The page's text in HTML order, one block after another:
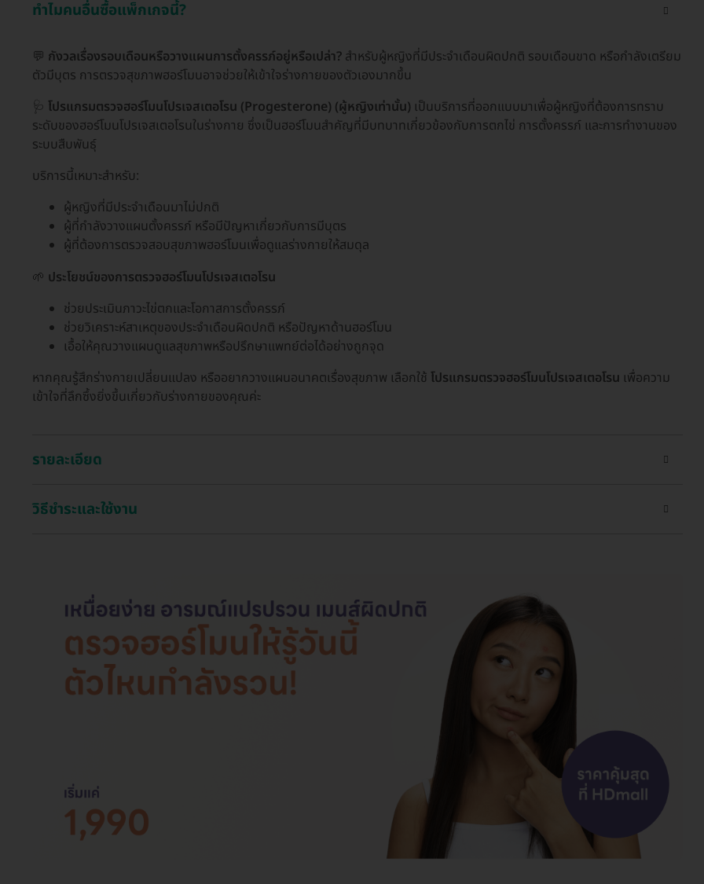
ทำไมคนอื่นซื้อแพ็กเกจนี้?
💬 กังวลเรื่องรอบเดือนหรือวางแผนการตั้งครรภ์อยู่หรือเปล่า? สำหรับผู้หญิงที่มีประจำเดือนผิดปกติ รอบเดือนขาด หรือกำลังเตรียม
ตัวมีบุตร การตรวจสุขภาพฮอร์โมนอาจช่วยให้เข้าใจร่างกายของตัวเองมากขึ้น
🩺 โปรแกรมตรวจฮอร์โมนโปรเจสเตอโรน (Progesterone) (ผู้หญิงเท่านั้น) เป็นบริการที่ออกแบบมาเพื่อผู้หญิงที่ต้องการทราบ
ระดับของฮอร์โมนโปรเจสเตอโรนในร่างกาย ซึ่งเป็นฮอร์โมนสำคัญที่มีบทบาทเกี่ยวข้องกับการตกไข่ การตั้งครรภ์ และการทำงานของ
ระบบสืบพันธุ์
บริการนี้เหมาะสำหรับ:
ผู้หญิงที่มีประจำเดือนมาไม่ปกติ
ผู้ที่กำลังวางแผนตั้งครรภ์ หรือมีปัญหาเกี่ยวกับการมีบุตร
ผู้ที่ต้องการตรวจสอบสุขภาพฮอร์โมนเพื่อดูแลร่างกายให้สมดุล
🌱 ประโยชน์ของการตรวจฮอร์โมนโปรเจสเตอโรน
ช่วยประเมินภาวะไข่ตกและโอกาสการตั้งครรภ์
ช่วยวิเคราะห์สาเหตุของประจำเดือนผิดปกติ หรือปัญหาด้านฮอร์โมน
เอื้อให้คุณวางแผนดูแลสุขภาพหรือปรึกษาแพทย์ต่อได้อย่างถูกจุด
หากคุณรู้สึกร่างกายเปลี่ยนแปลง หรืออยากวางแผนอนาคตเรื่องสุขภาพ เลือกใช้ โปรแกรมตรวจฮอร์โมนโปรเจสเตอโรน เพื่อความ
เข้าใจที่ลึกซึ้งยิ่งขึ้นเกี่ยวกับร่างกายของคุณค่ะ
รายละเอียด
วิธีชำระและใช้งาน